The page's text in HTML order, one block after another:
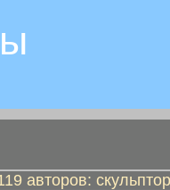
авторов: